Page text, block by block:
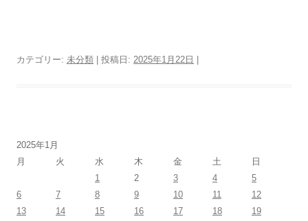
カテゴリー: 未分類 | 投稿日: 2025年1月22日 |
2025年1月
月
火 水 木 金 土
日
1
2 3 4
5
6
7 8 9 10 11
12
13
14 15 16 17 18
19